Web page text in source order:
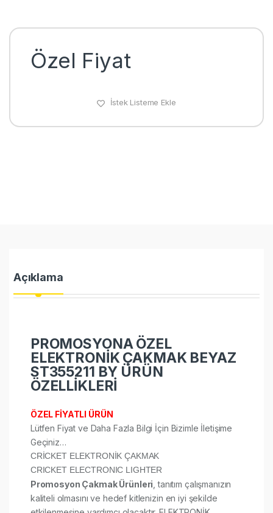
Özel Fiyat
İstek Listeme Ekle
Açıklama
PROMOSYONA ÖZEL
ELEKTRONİK ÇAKMAK BEYAZ
ST355211 BY ÜRÜN
ÖZELLİKLERİ
ÖZEL FİYATLI ÜRÜN
Lütfen Fiyat ve Daha Fazla Bilgi İçin Bizimle İletişime
Geçiniz…
CRİCKET ELEKTRONİK ÇAKMAK
CRICKET ELECTRONIC LIGHTER
Promosyon Çakmak Ürünleri , tanıtım çalışmanızın
kaliteli olmasını ve hedef kitlenizin en iyi şekilde